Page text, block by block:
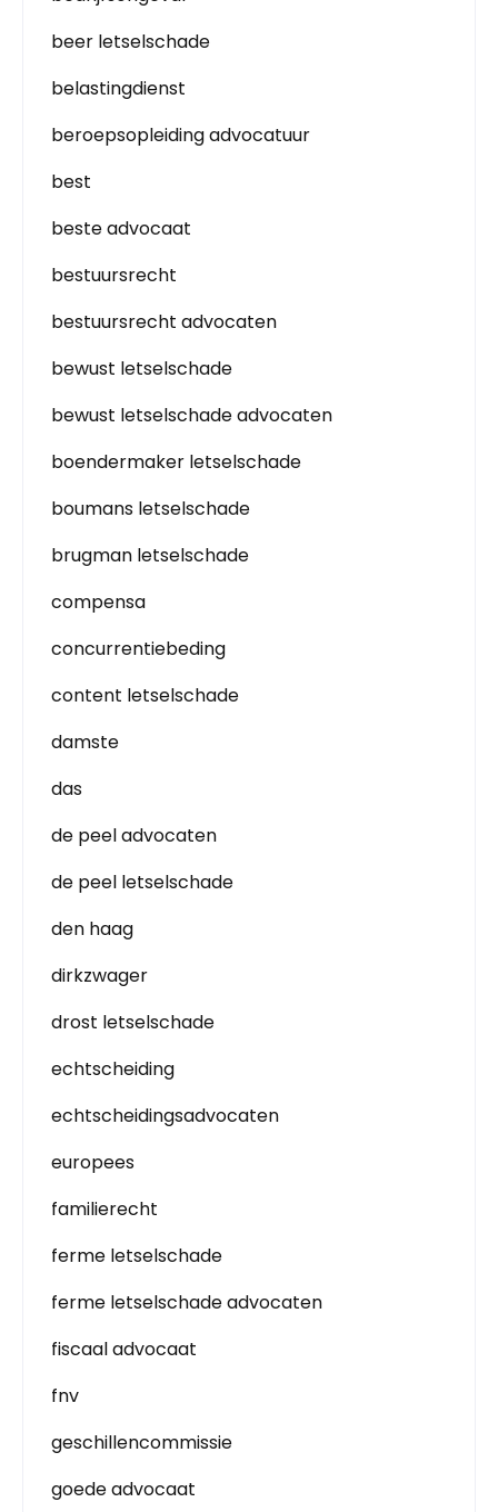
beer letselschade
belastingdienst
beroepsopleiding advocatuur
best
beste advocaat
bestuursrecht
bestuursrecht advocaten
bewust letselschade
bewust letselschade advocaten
boendermaker letselschade
boumans letselschade
brugman letselschade
compensa
concurrentiebeding
content letselschade
damste
das
de peel advocaten
de peel letselschade
den haag
dirkzwager
drost letselschade
echtscheiding
echtscheidingsadvocaten
europees
familierecht
ferme letselschade
ferme letselschade advocaten
fiscaal advocaat
fnv
geschillencommissie
goede advocaat